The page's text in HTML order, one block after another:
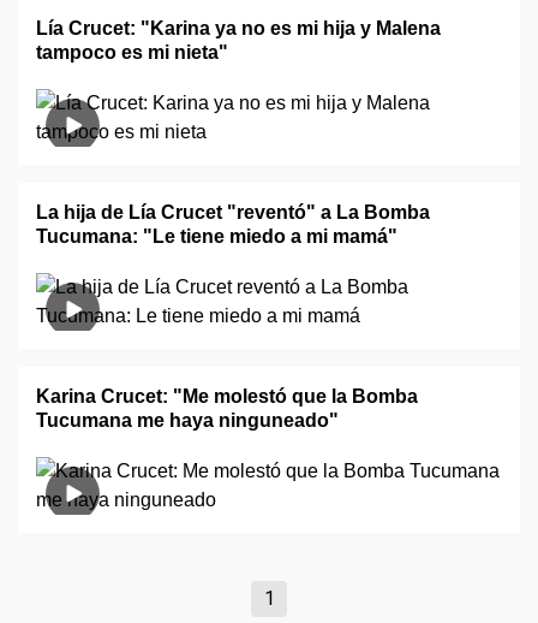
Lía Crucet: "Karina ya no es mi hija y Malena
tampoco es mi nieta"
La hija de Lía Crucet "reventó" a La Bomba
Tucumana: "Le tiene miedo a mi mamá"
Karina Crucet: "Me molestó que la Bomba
Tucumana me haya ninguneado"
1